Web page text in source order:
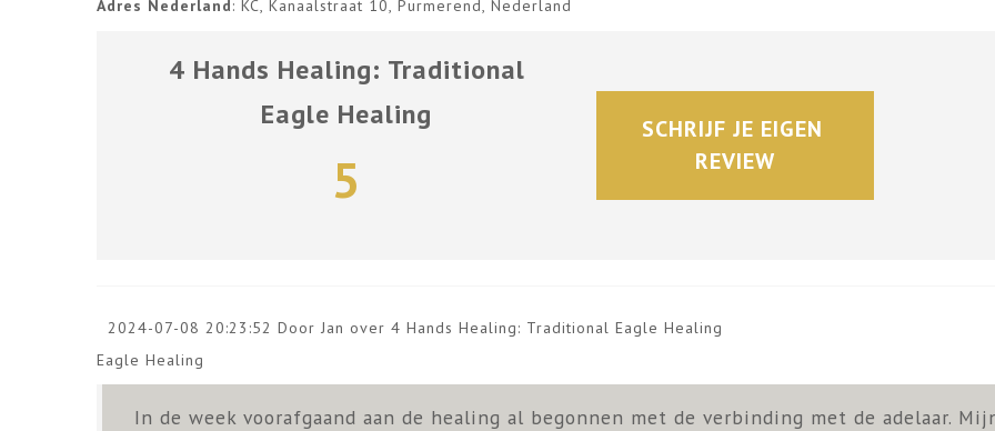
Adres Nederland: KC, Kanaalstraat 10, Purmerend, Nederland
4 Hands Healing: Traditional
Eagle Healing
5
SCHRIJF JE EIGEN
REVIEW
2024-07-08 20:23:52 Door Jan over 4 Hands Healing: Traditional Eagle Healing
Eagle Healing
In de week voorafgaand aan de healing al begonnen met de verbinding met de adelaar.